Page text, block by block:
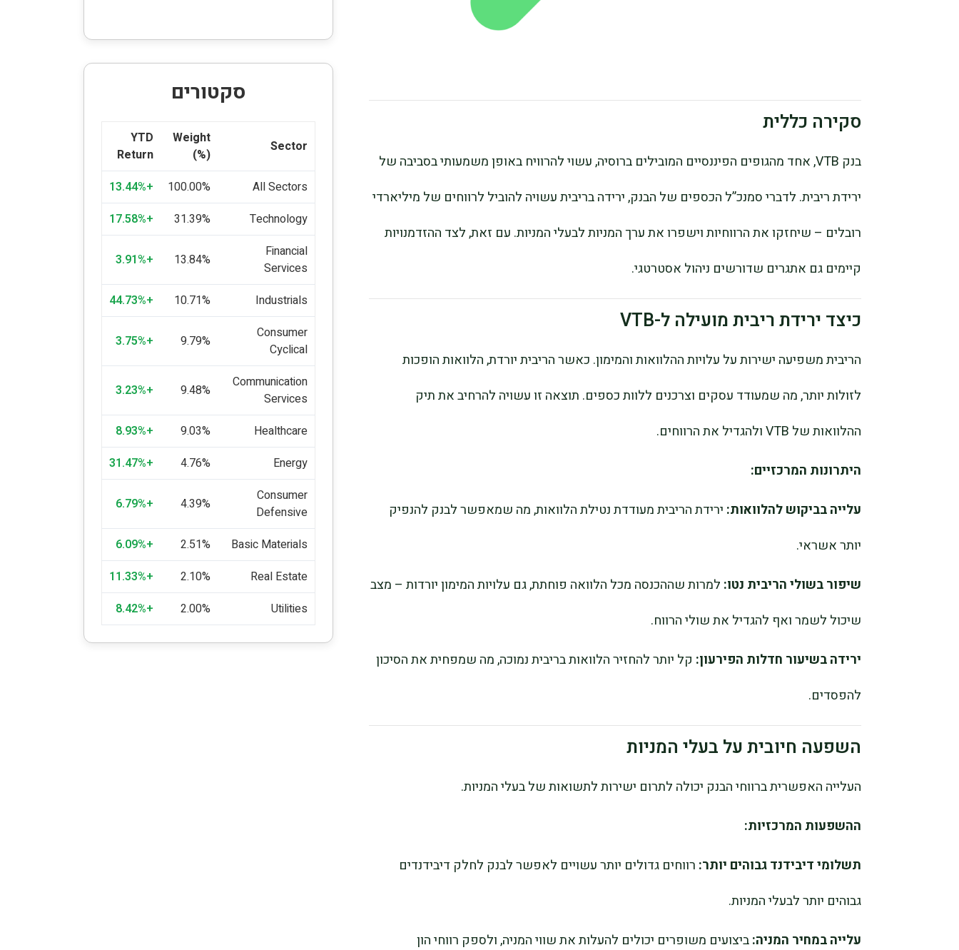
סקירה כללית
בנק VTB, אחד מהגופים הפיננסיים המובילים ברוסיה, עשוי להרוויח באופן משמעותי בסביבה של
ירידת ריבית. לדברי סמנכ”ל הכספים של הבנק, ירידה בריבית עשויה להוביל לרווחים של מיליארדי
רובלים – שיחזקו את הרווחיות וישפרו את ערך המניות לבעלי המניות. עם זאת, לצד ההזדמנויות
קיימים גם אתגרים שדורשים ניהול אסטרטגי.
כיצד ירידת ריבית מועילה ל-VTB
הריבית משפיעה ישירות על עלויות ההלוואות והמימון. כאשר הריבית יורדת, הלוואות הופכות
לזולות יותר, מה שמעודד עסקים וצרכנים ללוות כספים. תוצאה זו עשויה להרחיב את תיק
ההלוואות של VTB ולהגדיל את הרווחים.
היתרונות המרכזיים:
עלייה בביקוש להלוואות: ירידת הריבית מעודדת נטילת הלוואות, מה שמאפשר לבנק להנפיק
יותר אשראי.
שיפור בשולי הריבית נטו: למרות שההכנסה מכל הלוואה פוחתת, גם עלויות המימון יורדות – מצב
שיכול לשמר ואף להגדיל את שולי הרווח.
ירידה בשיעור חדלות הפירעון: קל יותר להחזיר הלוואות בריבית נמוכה, מה שמפחית את הסיכון
להפסדים.
השפעה חיובית על בעלי המניות
העלייה האפשרית ברווחי הבנק יכולה לתרום ישירות לתשואות של בעלי המניות.
ההשפעות המרכזיות:
תשלומי דיבידנד גבוהים יותר: רווחים גדולים יותר עשויים לאפשר לבנק לחלק דיבידנדים
גבוהים יותר לבעלי המניות.
עלייה במחיר המניה:ביצועים משופרים יכולים להעלות את שווי המניה, ולספק רווחי הון
סקטורים
Sector
Weight
(%)
YTD
Return
All Sectors
100.00%
+13.44%
Technology
31.39%
+17.58%
Financial
Services
13.84%
+3.91%
Industrials
10.71%
+44.73%
Consumer
Cyclical
9.79%
+3.75%
Communication
Services
9.48%
+3.23%
Healthcare
9.03%
+8.93%
Energy
4.76%
+31.47%
Consumer
Defensive
4.39%
+6.79%
Basic Materials
2.51%
+6.09%
Real Estate
2.10%
+11.33%
Utilities
2.00%
+8.42%